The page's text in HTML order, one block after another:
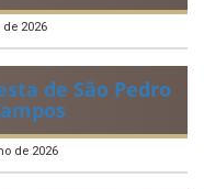
2026
de São Pedro
de 2026